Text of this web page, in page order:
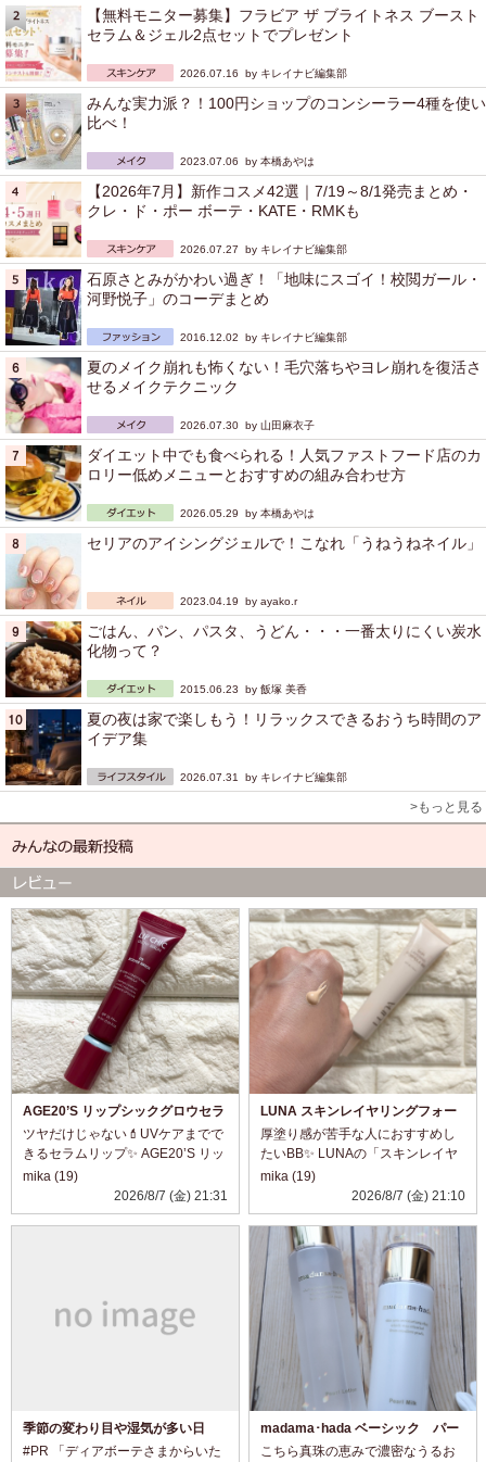
【無料モニター募集】フラビア ザ ブライトネス ブースト
セラム＆ジェル2点セットでプレゼント
2026.07.16 by キレイナビ編集部
みんな実力派？！100円ショップのコンシーラー4種を使い
比べ！
2023.07.06 by 本橋あやは
【2026年7月】新作コスメ42選｜7/19～8/1発売まとめ・
クレ・ド・ポー ボーテ・KATE・RMKも
2026.07.27 by キレイナビ編集部
石原さとみがかわい過ぎ！「地味にスゴイ！校閲ガール・
河野悦子」のコーデまとめ
2016.12.02 by キレイナビ編集部
夏のメイク崩れも怖くない！毛穴落ちやヨレ崩れを復活さ
せるメイクテクニック
2026.07.30 by 山田麻衣子
ダイエット中でも食べられる！人気ファストフード店のカ
ロリー低めメニューとおすすめの組み合わせ方
2026.05.29 by 本橋あやは
セリアのアイシングジェルで！こなれ「うねうねネイル」
2023.04.19 by ayako.r
ごはん、パン、パスタ、うどん・・・一番太りにくい炭水
化物って？
2015.06.23 by 飯塚 美香
夏の夜は家で楽しもう！リラックスできるおうち時間のア
イデア集
2026.07.31 by キレイナビ編集部
>もっと見る
AGE20’S リップシックグロウセラ
ム 09 Rouge Brick
ツヤだけじゃない💄UVケアまでで
きるセラムリップ✨ AGE20’S リッ
プシックグロウセラム 09 Rouge
Brickを使ってみました❤️ これ、見
た目はツヤ感たっぷりのリップな
mika (19)
2026/8/7 (金) 21:31
LUNA スキンレイヤリングフォー
ミュラBB
厚塗り感が苦手な人におすすめし
たいBB✨ LUNAの「スキンレイヤ
リングフォーミュラBB」を使って
みました💕 テクスチャーは、まる
で保湿クリームみたいにしっとり
なめらか。するする伸びて肌にな
じ...
mika (19)
2026/8/7 (金) 21:10
季節の変わり目や湿気が多い日
に。
#PR 「ディアボーテさまからいた
madama･hada ベーシック パー
ルローション＆ミルク☆
こちら真珠の恵みで濃密なうるお